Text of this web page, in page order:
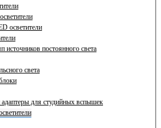
осветители
источников постоянного света
света
для студийных вспышек